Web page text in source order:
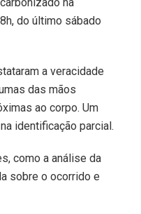
na
do último sábado
a veracidade
das mãos
ao corpo. Um
identificação parcial.
como a análise da
sobre o ocorrido e